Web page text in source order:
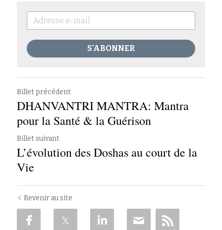
S'ABONNER
Billet précédent
DHANVANTRI MANTRA: Mantra
pour la Santé & la Guérison
Billet suivant
L’évolution des Doshas au court de la
Vie
Revenir au site